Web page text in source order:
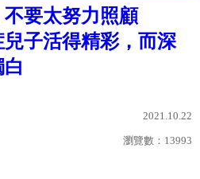
不要太努力照顧
子活得精彩，而深
2021.10.22
瀏覽數： 13993